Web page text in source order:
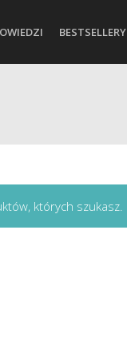
BESTSELLERY
których szukasz.